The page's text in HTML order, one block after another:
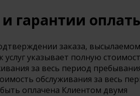
гарантии
заказа, высылаемом
указывает полную
за весь период
обслуживания за весь
оплачена Клиентом двумя